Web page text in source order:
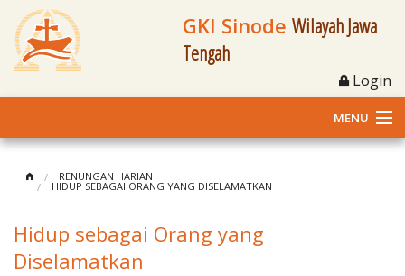
GKI Sinode Wilayah Jawa
Tengah
Login
MENU
Klasis dan Jemaat
RENUNGAN HARIAN
HIDUP SEBAGAI ORANG YANG DISELAMATKAN
Hidup sebagai Orang yang
Diselamatkan